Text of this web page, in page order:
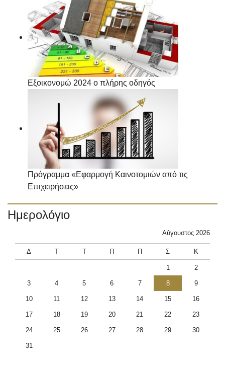
Εξοικονομώ 2024 ο πλήρης οδηγός
Πρόγραμμα «Εφαρμογή Καινοτομιών από τις
Επιχειρήσεις»
Ημερολόγιο
Αύγουστος 2026
Δ Τ Τ Π Π Σ Κ
1 2
3 4 5 6 7 8 9
10 11 12 13 14 15 16
17 18 19 20 21 22 23
24 25 26 27 28 29 30
31